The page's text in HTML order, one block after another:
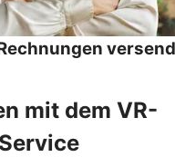
mit dem VR-